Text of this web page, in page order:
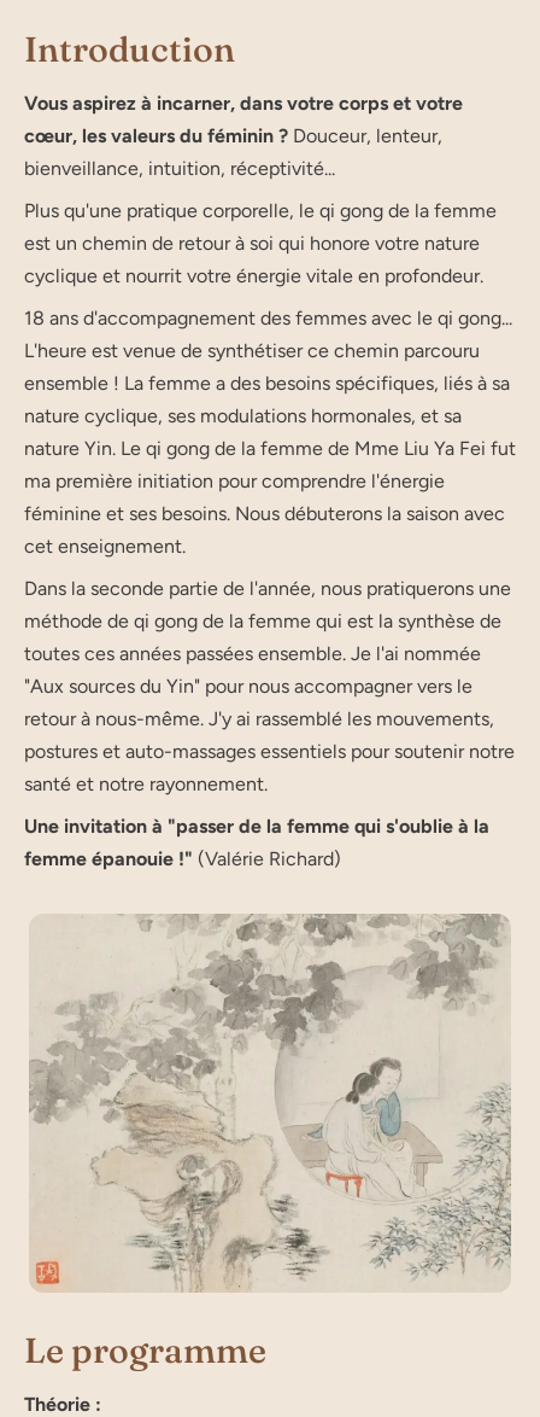
Introduction
Vous aspirez à incarner, dans votre corps et votre
cœur, les valeurs du féminin ? Douceur, lenteur,
bienveillance, intuition, réceptivité...
Plus qu'une pratique corporelle, le qi gong de la femme
est un chemin de retour à soi qui honore votre nature
cyclique et nourrit votre énergie vitale en profondeur.
18 ans d'accompagnement des femmes avec le qi gong...
L'heure est venue de synthétiser ce chemin parcouru
ensemble ! La femme a des besoins spécifiques, liés à sa
nature cyclique, ses modulations hormonales, et sa
nature Yin. Le qi gong de la femme de Mme Liu Ya Fei fut
ma première initiation pour comprendre l'énergie
féminine et ses besoins. Nous débuterons la saison avec
cet enseignement.
Dans la seconde partie de l'année, nous pratiquerons une
méthode de qi gong de la femme qui est la synthèse de
toutes ces années passées ensemble. Je l'ai nommée
"Aux sources du Yin" pour nous accompagner vers le
retour à nous-même. J'y ai rassemblé les mouvements,
postures et auto-massages essentiels pour soutenir notre
santé et notre rayonnement.
Une invitation à "passer de la femme qui s'oublie à la
femme épanouie !" (Valérie Richard)
Le programme
Théorie :